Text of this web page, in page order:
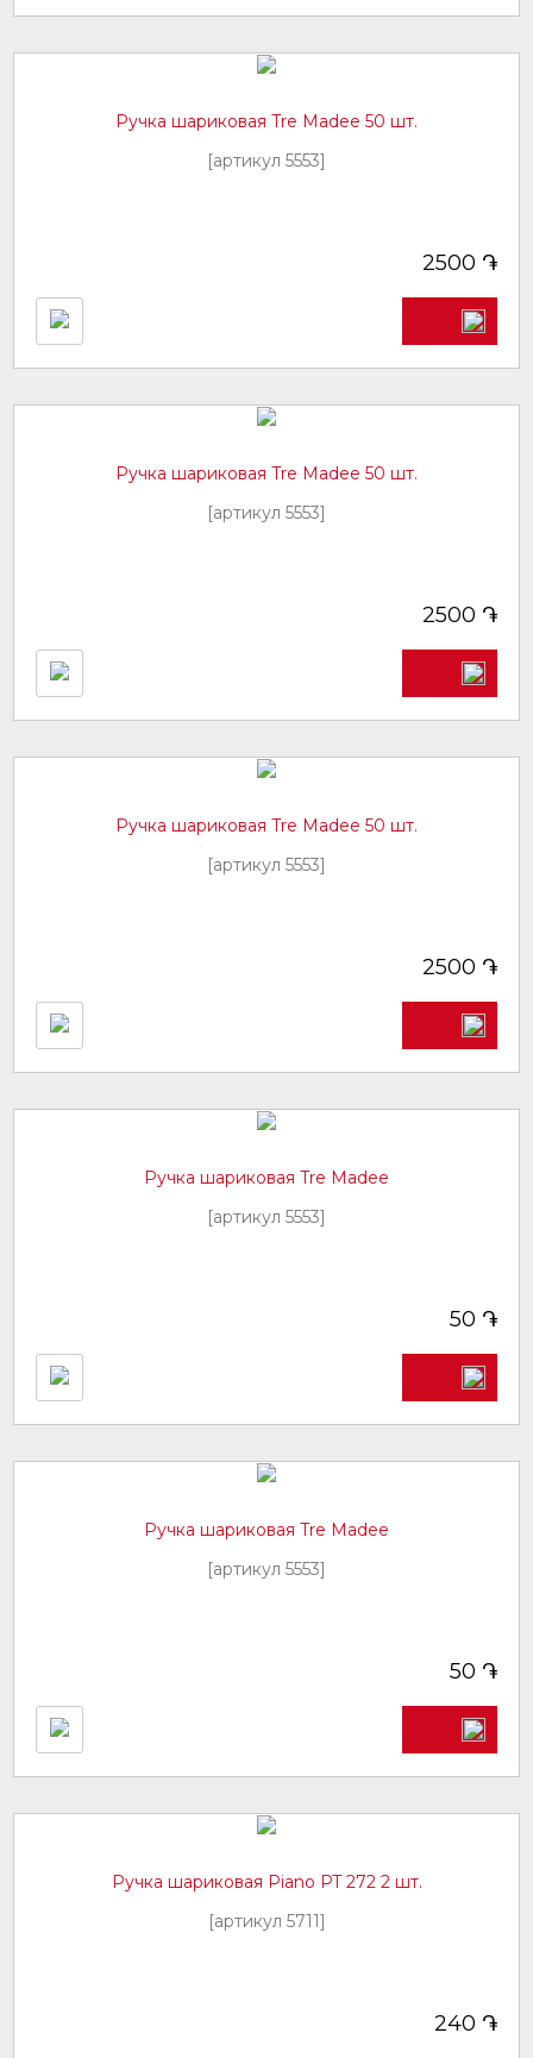
Ручка шариковая Tre Madee 50 шт.
[артикул 5553]
2500 ֏
Ручка шариковая Tre Madee 50 шт.
[артикул 5553]
2500 ֏
Ручка шариковая Tre Madee 50 шт.
[артикул 5553]
2500 ֏
Ручка шариковая Tre Madee
[артикул 5553]
50 ֏
Ручка шариковая Tre Madee
[артикул 5553]
50 ֏
Ручка шариковая Piano PT 272 2 шт.
[артикул 5711]
240 ֏